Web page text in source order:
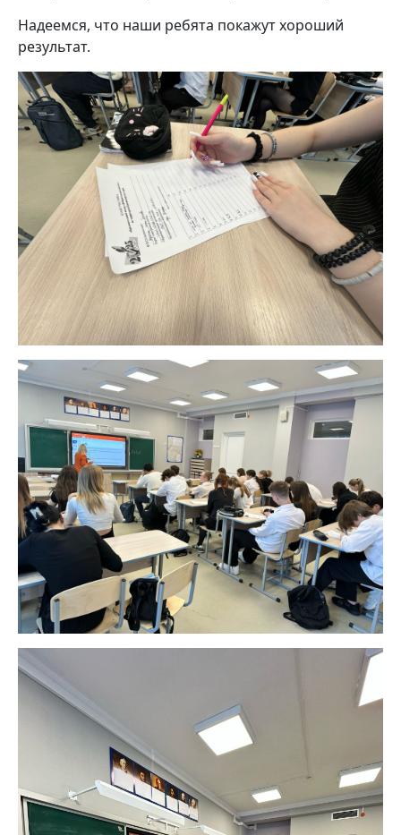
Надеемся, что наши ребята покажут хороший
результат.